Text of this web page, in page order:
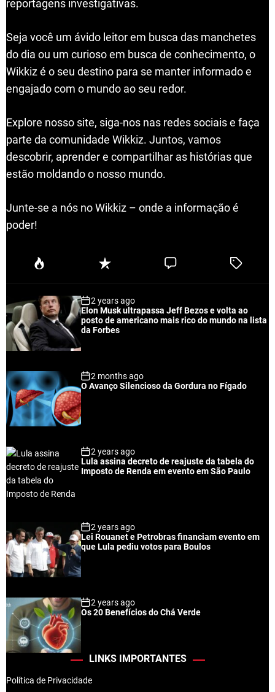
reportagens investigativas.
Seja você um ávido leitor em busca das manchetes
do dia ou um curioso em busca de conhecimento, o
Wikkiz é o seu destino para se manter informado e
engajado com o mundo ao seu redor.
Explore nosso site, siga-nos nas redes sociais e faça
parte da comunidade Wikkiz. Juntos, vamos
descobrir, aprender e compartilhar as histórias que
estão moldando o nosso mundo.
Junte-se a nós no Wikkiz – onde a informação é
poder!
P
u
a
r
R
e
n
t
C
e
T
e
2 years ago
Elon Musk ultrapassa Jeff Bezos e volta ao
posto de americano mais rico do mundo na lista
da Forbes
2 months ago
O Avanço Silencioso da Gordura no Fígado
2 years ago
Lula assina decreto de reajuste da tabela do
Imposto de Renda em evento em São Paulo
2 years ago
Lei Rouanet e Petrobras financiam evento em
que Lula pediu votos para Boulos
2 years ago
Os 20 Benefícios do Chá Verde
LINKS IMPORTANTES
Política de Privacidade